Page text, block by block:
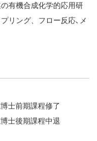
有機合成化学的応用研
リング、フロー反応､メ
士前期課程修了
士後期課程中退